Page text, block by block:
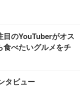
目のYouTuberがオス
食べたいグルメをチ
タビュー